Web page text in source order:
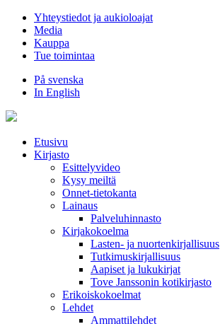
Hyppää
sisältöön
Yhteystiedot ja aukioloajat
Media
Kauppa
Tue toimintaa
På svenska
In English
Etusivu
Kirjasto
Esittelyvideo
Kysy meiltä
Onnet-tietokanta
Lainaus
Palveluhinnasto
Kirjakokoelma
Lasten- ja nuortenkirjallisuus
Tutkimuskirjallisuus
Aapiset ja lukukirjat
Tove Janssonin kotikirjasto
Erikoiskokoelmat
Lehdet
Ammattilehdet